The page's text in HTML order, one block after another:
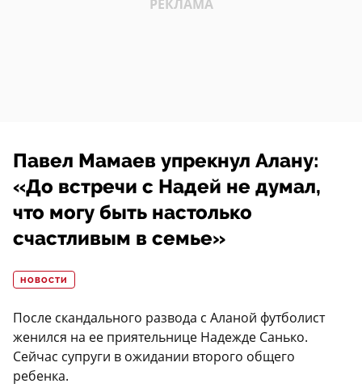
Павел Мамаев упрекнул Алану:
«До встречи с Надей не думал,
что могу быть настолько
счастливым в семье»
НОВОСТИ
После скандального развода с Аланой футболист
женился на ее приятельнице Надежде Санько.
Сейчас супруги в ожидании второго общего
ребенка.